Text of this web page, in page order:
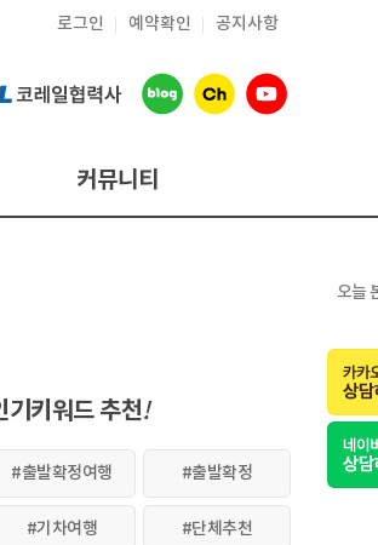
로그인 예약확인 공지사항
커뮤니티
오늘
기키워드 추천!
#출발확정여행 #출발확정
#기차여행 #단체추천